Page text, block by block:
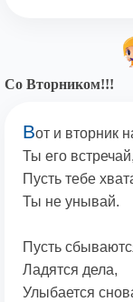
Со Вторником!!!
Вот и вторник
Ты его встречай,
Пусть тебе
Ты не унывай.
Пусть
Ладятся дела,
Улыбается